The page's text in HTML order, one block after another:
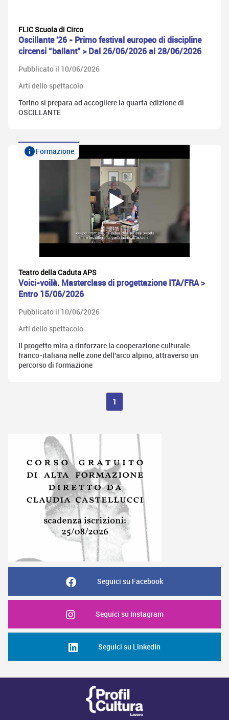
FLIC Scuola di Circo
Oscillante '26 - Primo festival europeo di discipline
circensi “ballant” > Dal 26/06/2026 al 28/06/2026
Pubblicato il 10/06/2026
Arti dello spettacolo
Torino si prepara ad accogliere la quarta edizione di
OSCILLANTE
Formazione
Teatro della Caduta APS
Voici-voilà. Masterclass di progettazione ITA/FRA >
Entro 15/06/2026
Pubblicato il 10/06/2026
Arti dello spettacolo
​Il progetto mira a rinforzare la cooperazione culturale
franco-italiana nelle zone dell'arco alpino, attraverso un
percorso di formazione
1
Seguici su Facebook
Seguici su Instagram
Seguici su LinkedIn